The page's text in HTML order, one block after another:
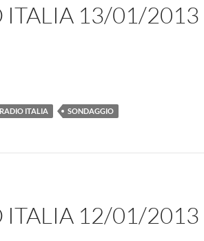
ITALIA 13/01/2013
RADIO ITALIA SONDAGGIO
ITALIA 12/01/2013